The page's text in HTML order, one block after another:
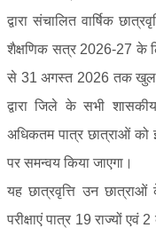
द्वारा संचालित वार्षिक
शैक्षणिक सत्र 2026-27 के
से 31 अगस्त 2026 तक खुला
द्वारा जिले के सभी
अधिकतम पात्र छात्राओं को
पर समन्वय किया जाएगा।
यह छात्रवृत्ति उन छात्राओं
परीक्षाएं पात्र 19 राज्यों